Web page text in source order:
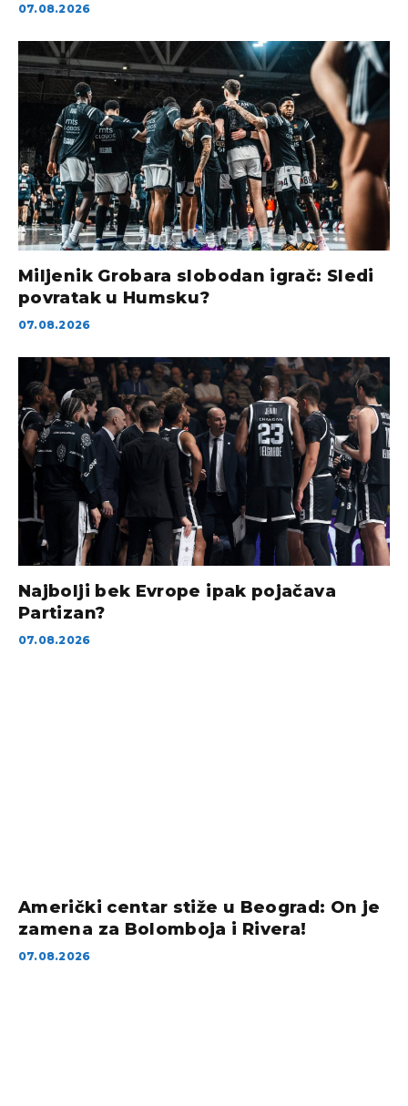
07.08.2026
Miljenik Grobara slobodan igrač: Sledi
povratak u Humsku?
07.08.2026
Najbolji bek Evrope ipak pojačava
Partizan?
07.08.2026
Američki centar stiže u Beograd: On je
zamena za Bolomboja i Rivera!
07.08.2026